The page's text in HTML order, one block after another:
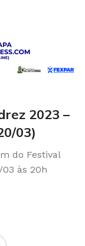
2023 –
03)
do Festival
03 às 20h